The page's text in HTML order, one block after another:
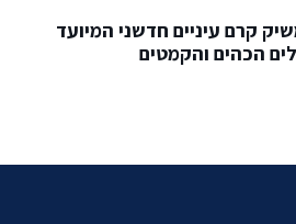
קרם עיניים חדשני המיועד
הכהים והקמטים